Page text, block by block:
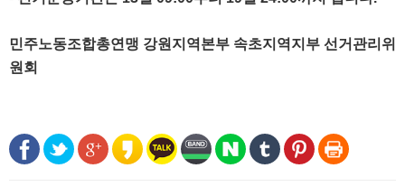
민주노동조합총연맹 강원지역본부 속초지역지부 선거관리위
원회